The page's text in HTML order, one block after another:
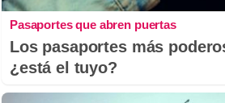
Pasaportes que abren puertas
Los pasaportes más
¿está el tuyo?